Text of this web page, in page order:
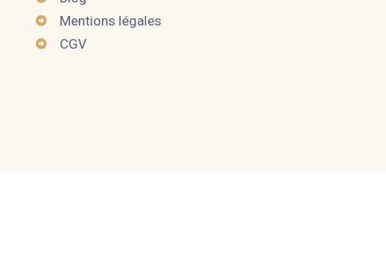
Mentions légales
CGV